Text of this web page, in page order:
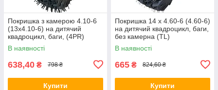
Покришка з камерою 4.10-6
(13х4.10-6) на дитячий
квадроцикл, баги, (4PR)
В наявності
638,40 ₴ 798 ₴
Купити
Покришка 14 х 4.60-6 (4.60-6)
на дитячий квадроцикл, баги,
без камерна (TL)
В наявності
665 ₴ 824,60 ₴
Купити